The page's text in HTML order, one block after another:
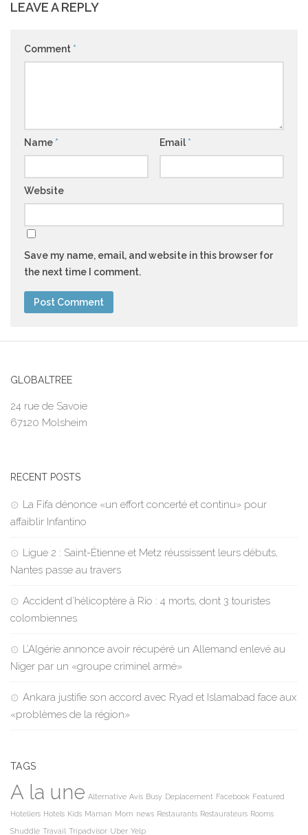
LEAVE A REPLY
Comment *
Name * Email *
Website
Save my name, email, and website in this browser for
the next time I comment.
GLOBALTREE
24 rue de Savoie
67120 Molsheim
RECENT POSTS
La Fifa dénonce «un effort concerté et continu» pour
affaiblir Infantino
Ligue 2 : Saint-Étienne et Metz réussissent leurs débuts,
Nantes passe au travers
Accident d’hélicoptère à Rio : 4 morts, dont 3 touristes
colombiennes
L’Algérie annonce avoir récupéré un Allemand enlevé au
Niger par un «groupe criminel armé»
Ankara justifie son accord avec Ryad et Islamabad face aux
«problèmes de la région»
TAGS
A la une Alternative Avis Busy Deplacement Facebook Featured
Hoteliers Hotels Kids Maman Mom news Restaurants Restaurateurs Rooms
Shuddle Travail Tripadvisor Uber Yelp